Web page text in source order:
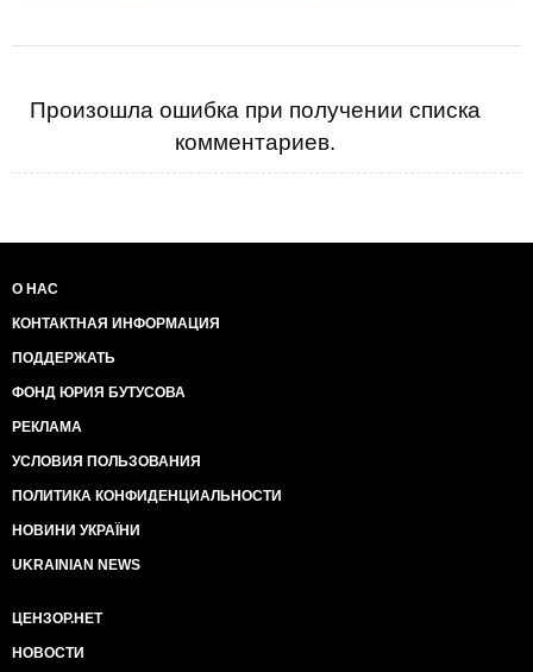
Произошла ошибка при получении списка
комментариев.
О НАС
КОНТАКТНАЯ ИНФОРМАЦИЯ
ПОДДЕРЖАТЬ
ФОНД ЮРИЯ БУТУСОВА
РЕКЛАМА
УСЛОВИЯ ПОЛЬЗОВАНИЯ
ПОЛИТИКА КОНФИДЕНЦИАЛЬНОСТИ
НОВИНИ УКРАЇНИ
UKRAINIAN NEWS
ЦЕНЗОР.НЕТ
НОВОСТИ